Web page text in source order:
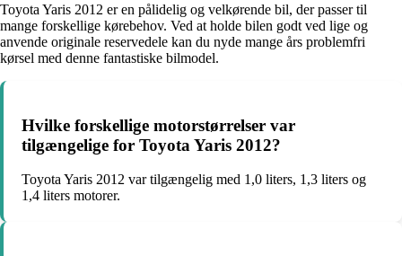
Toyota Yaris 2012 er en pålidelig og velkørende bil, der passer til
mange forskellige kørebehov. Ved at holde bilen godt ved lige og
anvende originale reservedele kan du nyde mange års problemfri
kørsel med denne fantastiske bilmodel.
Hvilke forskellige motorstørrelser var
tilgængelige for Toyota Yaris 2012?
Toyota Yaris 2012 var tilgængelig med 1,0 liters, 1,3 liters og
1,4 liters motorer.